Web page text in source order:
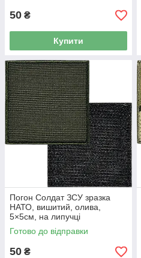
50 ₴
Купити
Погон Солдат ЗСУ зразка
НАТО, вишитий, олива,
5×5см, на липучці
Готово до відправки
50 ₴